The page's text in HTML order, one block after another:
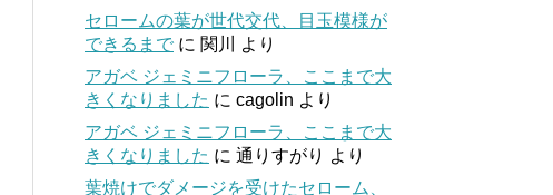
セロームの葉が世代交代、目玉模様が
できるまで に 関川
より
アガベ ジェミニフローラ、ここまで大
きくなりました に cagolin より
アガベ ジェミニフローラ、ここまで大
きくなりました に 通りすがり より
葉焼けでダメージを受けたセローム、